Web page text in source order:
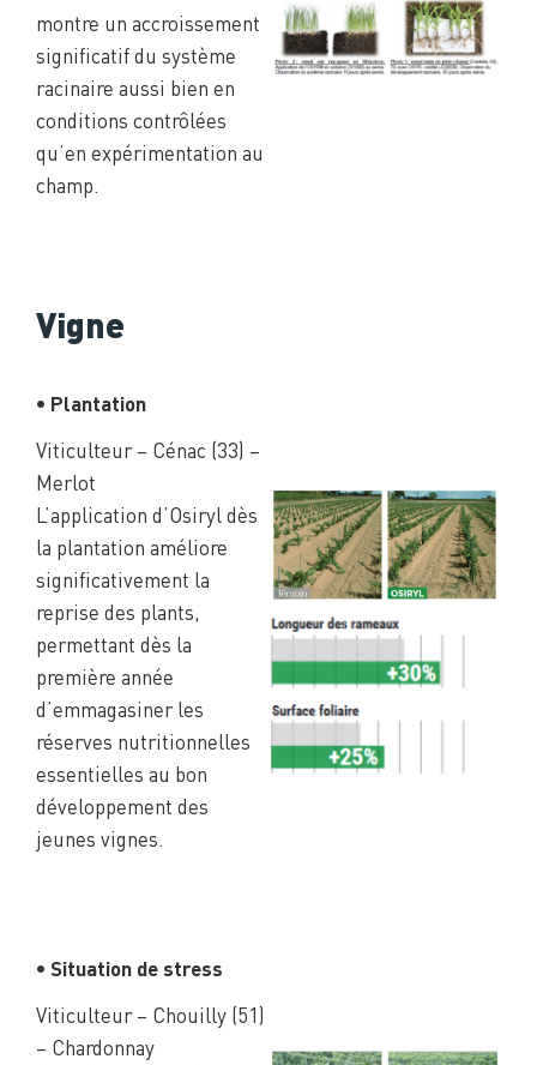
montre un accroissement
significatif du système
racinaire aussi bien en
conditions contrôlées
qu’en expérimentation au
champ.
Vigne
• Plantation
Viticulteur – Cénac (33) –
Merlot
L’application d’Osiryl dès
la plantation améliore
significativement la
reprise des plants,
permettant dès la
première année
d’emmagasiner les
réserves nutritionnelles
essentielles au bon
développement des
jeunes vignes.
• Situation de stress
Viticulteur – Chouilly (51)
– Chardonnay